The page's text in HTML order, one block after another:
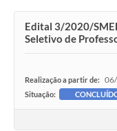
Edital 3/2020/
Seletivo de
Realização a partir de:
Situação: